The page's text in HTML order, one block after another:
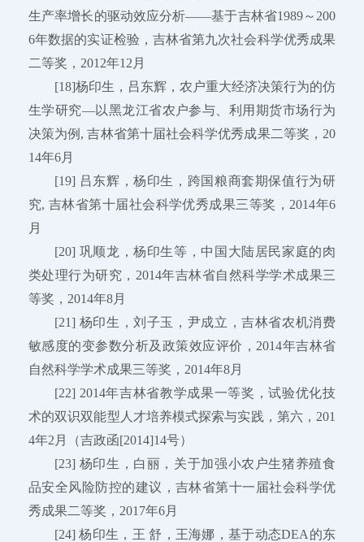
生产率增长的驱动效应分析——基于吉林省1989～200
6年数据的实证检验，吉林省第九次社会科学优秀成果
二等奖，2012年12月
[18]杨印生，吕东辉，农户重大经济决策行为的仿
生学研究—以黑龙江省农户参与、利用期货市场行为
决策为例, 吉林省第十届社会科学优秀成果二等奖，20
14年6月
[19] 吕东辉，杨印生，跨国粮商套期保值行为研
究, 吉林省第十届社会科学优秀成果三等奖，2014年6
月
[20] 巩顺龙，杨印生等，中国大陆居民家庭的肉
类处理行为研究，2014年吉林省自然科学学术成果三
等奖，2014年8月
[21] 杨印生，刘子玉，尹成立，吉林省农机消费
敏感度的变参数分析及政策效应评价，2014年吉林省
自然科学学术成果三等奖，2014年8月
[22] 2014年吉林省教学成果一等奖，试验优化技
术的双识双能型人才培养模式探索与实践，第六，201
4年2月（吉政函[2014]14号）
[23] 杨印生，白丽，关于加强小农户生猪养殖食
品安全风险防控的建议，吉林省第十一届社会科学优
秀成果二等奖，2017年6月
[24] 杨印生，王 舒，王海娜，基于动态DEA的东